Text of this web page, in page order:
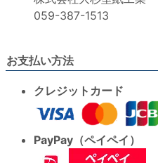
059-387-1513
お支払い方法
クレジットカード
PayPay（ペイペイ）